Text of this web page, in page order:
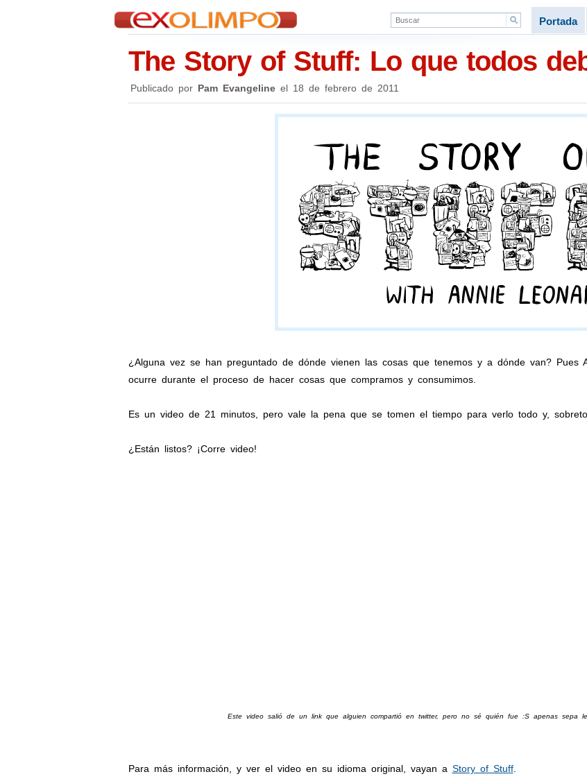
Portada
The Story of Stuff: Lo que todos
Publicado por Pam Evangelineel 18 de febrero de 2011
¿Alguna vez se han preguntado de dónde vienen las cosas que tenemos y a dónde van?
ocurre durante el proceso de hacer cosas que compramos y consumimos.
Es un video de 21 minutos, pero vale la pena que se tomen el tiempo para verlo todo y,
¿Están listos? ¡Corre video!
Este video salió de un link que alguien compartió en twitter, pero no sé quién fue :S apenas sepa le
Para más información, y ver el video en su idioma original, vayan a Story of Stuff.